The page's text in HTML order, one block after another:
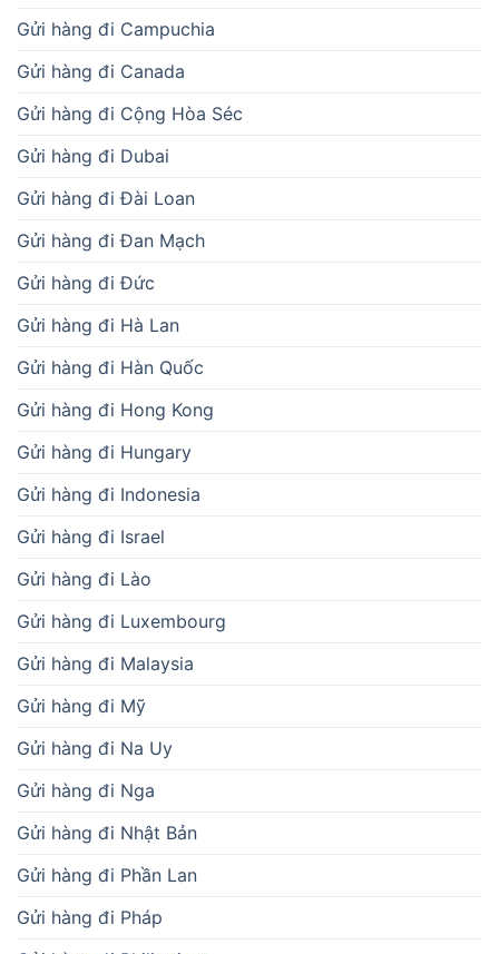
Gửi hàng đi Campuchia
Gửi hàng đi Canada
Gửi hàng đi Cộng Hòa Séc
Gửi hàng đi Dubai
Gửi hàng đi Đài Loan
Gửi hàng đi Đan Mạch
Gửi hàng đi Đức
Gửi hàng đi Hà Lan
Gửi hàng đi Hàn Quốc
Gửi hàng đi Hong Kong
Gửi hàng đi Hungary
Gửi hàng đi Indonesia
Gửi hàng đi Israel
Gửi hàng đi Lào
Gửi hàng đi Luxembourg
Gửi hàng đi Malaysia
Gửi hàng đi Mỹ
Gửi hàng đi Na Uy
Gửi hàng đi Nga
Gửi hàng đi Nhật Bản
Gửi hàng đi Phần Lan
Gửi hàng đi Pháp